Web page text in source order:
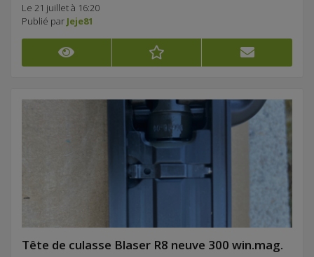
Le 21 juillet à 16:20
Publié par Jeje81
Tête de culasse Blaser R8 neuve 300 win.mag.